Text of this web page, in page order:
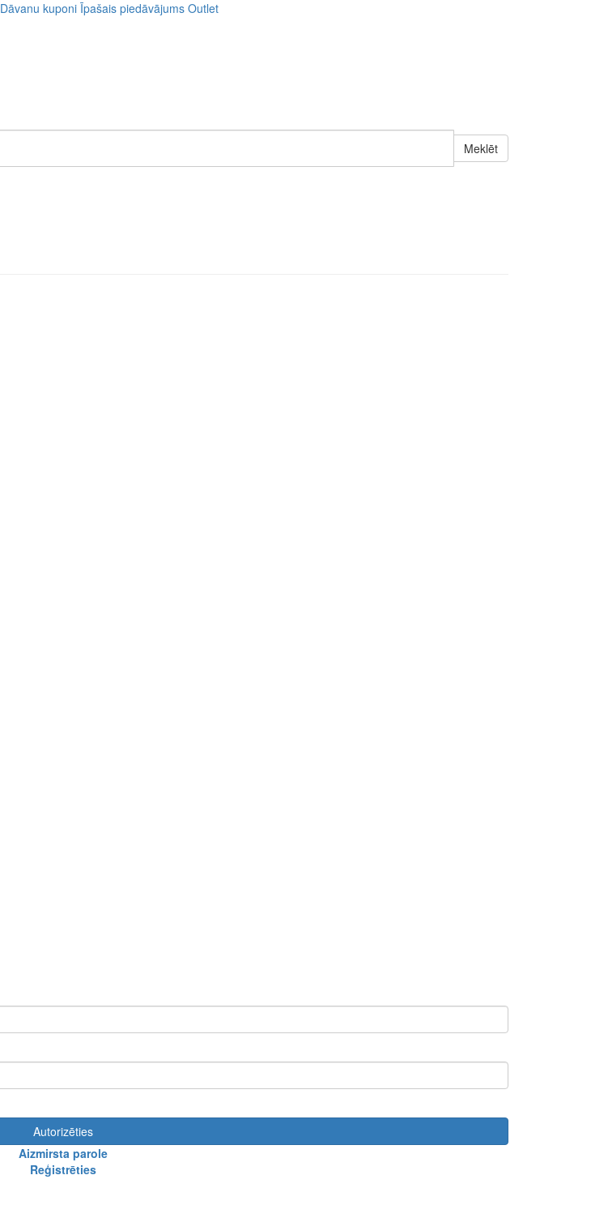
Dāvanu kuponi Īpašais piedāvājums Outlet
Meklēt
Autorizēties
Aizmirsta parole
Reģistrēties